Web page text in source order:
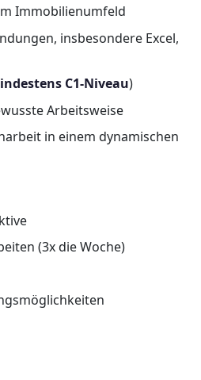
Immobilienumfeld
insbesondere Excel,
C1-Niveau)
Arbeitsweise
in einem dynamischen
(3x die Woche)